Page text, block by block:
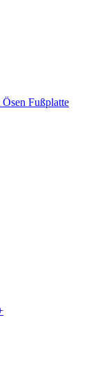
Fußplatte